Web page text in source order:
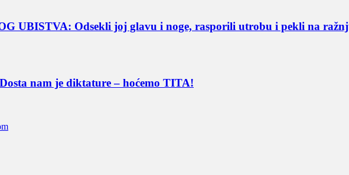
UBISTVA: Odsekli joj glavu i noge, rasporili utrobu i pekli na
nam je diktature – hoćemo TITA!